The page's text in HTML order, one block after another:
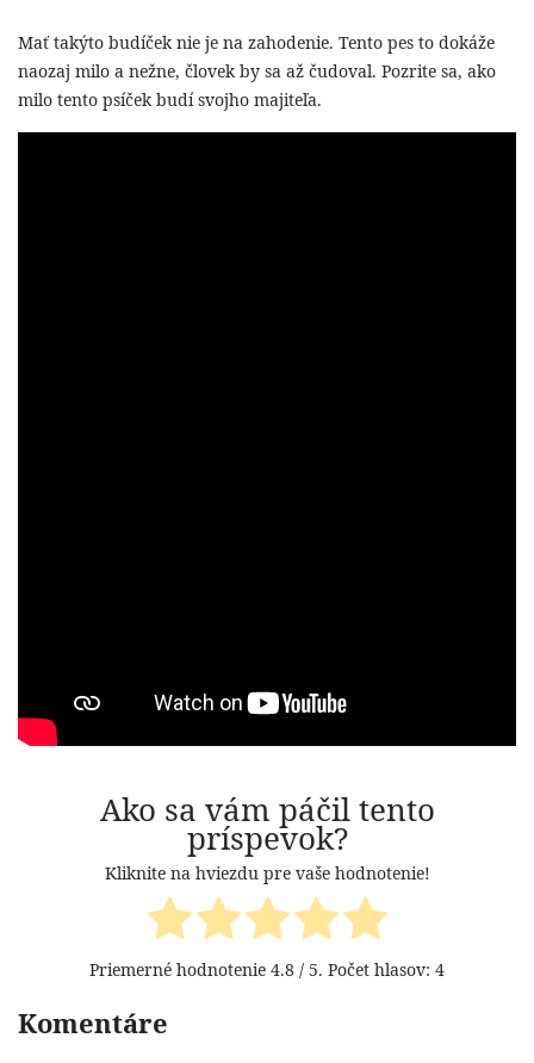
Mať takýto budíček nie je na zahodenie. Tento pes to dokáže
naozaj milo a nežne, človek by sa až čudoval. Pozrite sa, ako
milo tento psíček budí svojho majiteľa.
Ako sa vám páčil tento
príspevok?
Kliknite na hviezdu pre vaše hodnotenie!
Priemerné hodnotenie 4.8 / 5. Počet hlasov: 4
Komentáre